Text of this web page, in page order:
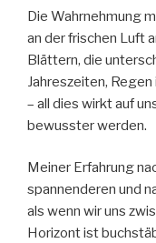
Die Wahrnehmung
an der frischen Luft
Blättern, die
Jahreszeiten,
– all dies wirkt auf
bewusster werden.
Meiner Erfahrung
spannenderen und
als wenn wir uns
Horizont ist